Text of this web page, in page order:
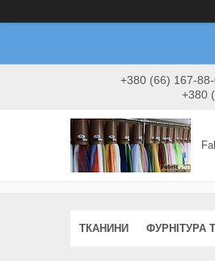
+380 (66) 167-88-
+380
ТКАНИНИ ФУРНІТУРА